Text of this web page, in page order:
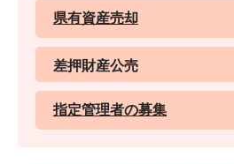
県有資産売却
差押財産公売
指定管理者の募集